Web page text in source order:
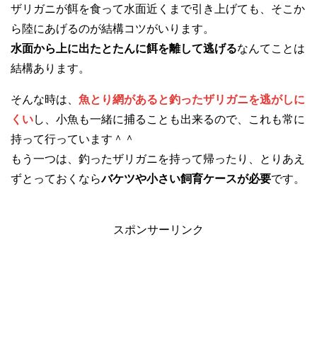
ザリガニが餌を食って水面近くまで引き上げても、そこか
ら陸にあげるのが結構コツがいります。
水面から上に出たとたんに餌を離して逃げるなんてことは
結構あります。
そんな時は、 魚とり網があると釣ったザリガニを逃がしに
くいし、小魚も一緒に捕ることも出来るので、これも常に
持って行っています＾＾
もう一つは、釣ったザリガニを持って帰ったり、とりあえ
ずとっておくならバケツや小さい飼育ケースが必要です。
スポンサーリンク